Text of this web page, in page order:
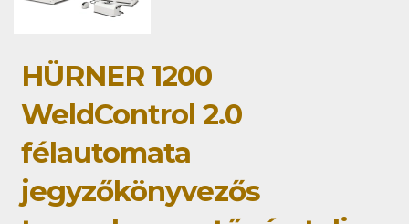
HÜRNER 1200
WeldControl 2.0
félautomata
jegyzőkönyvezős